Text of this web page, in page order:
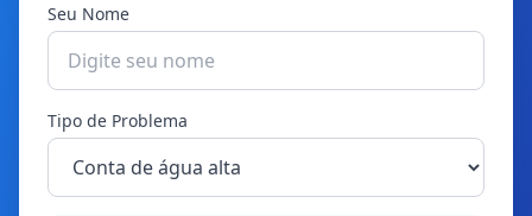
Seu Nome
Tipo de Problema